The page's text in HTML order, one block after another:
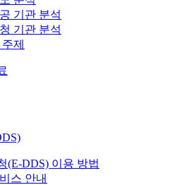
기관 분석
기관 분석
제
(E-DDS) 이용 방법
스 안내